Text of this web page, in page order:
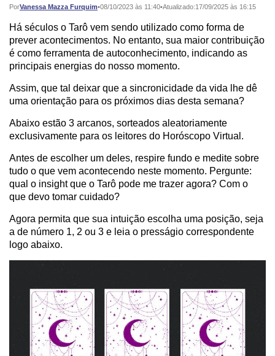
PorVanessa Mazza Furquim•
Publicado: 08/10/2023 às 11:40•Atualizado:17/09/2025 às 16:15
Há séculos o Tarô vem sendo utilizado como forma de
prever acontecimentos. No entanto, sua maior contribuição
é como ferramenta de autoconhecimento, indicando as
principais energias do nosso momento.
Assim, que tal deixar que a sincronicidade da vida lhe dê
uma orientação para os próximos dias desta semana?
Abaixo estão 3 arcanos, sorteados aleatoriamente
exclusivamente para os leitores do Horóscopo Virtual.
Antes de escolher um deles, respire fundo e medite sobre
tudo o que vem acontecendo neste momento. Pergunte:
qual o insight que o Tarô pode me trazer agora? Com o
que devo tomar cuidado?
Agora permita que sua intuição escolha uma posição, seja
a de número 1, 2 ou 3 e leia o presságio correspondente
logo abaixo.